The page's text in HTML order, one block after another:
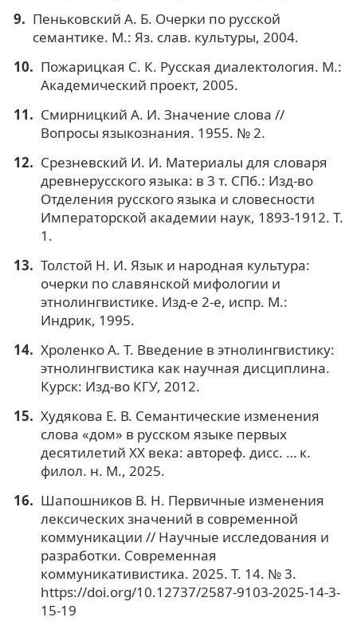
Пеньковский А. Б. Очерки по русской
семантике. М.: Яз. слав. культуры, 2004.
Пожарицкая С. К. Русская диалектология. М.:
Академический проект, 2005.
Смирницкий А. И. Значение слова //
Вопросы языкознания. 1955. № 2.
Срезневский И. И. Материалы для словаря
древнерусского языка: в 3 т. СПб.: Изд-во
Отделения русского языка и словесности
Императорской академии наук, 1893-1912. Т.
1.
Толстой Н. И. Язык и народная культура:
очерки по славянской мифологии и
этнолингвистике. Изд-е 2-е, испр. М.:
Индрик, 1995.
Хроленко А. Т. Введение в этнолингвистику:
этнолингвистика как научная дисциплина.
Курск: Изд-во КГУ, 2012.
Худякова Е. В. Семантические изменения
слова «дом» в русском языке первых
десятилетий XX века: автореф. дисс. … к.
филол. н. М., 2025.
Шапошников В. Н. Первичные изменения
лексических значений в современной
коммуникации // Научные исследования и
разработки. Современная
коммуникативистика. 2025. Т. 14. № 3.
https://doi.org/10.12737/2587-9103-2025-14-3-
15-19